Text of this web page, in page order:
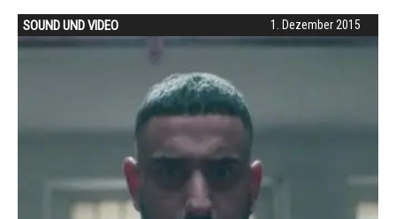
1. Dezember 2015
SOUND UND VIDEO